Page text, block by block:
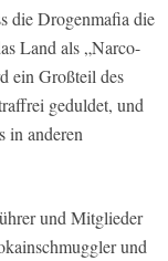
die Drogenmafia die
Land als „Narco-
ein Großteil des
geduldet, und
in anderen
und Mitglieder
und